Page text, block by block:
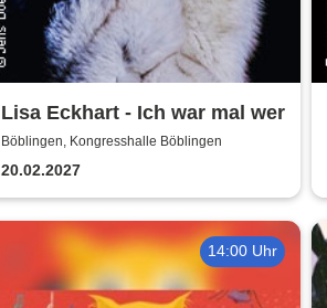
Lisa Eckhart - Ich war mal wer
Böblingen, Kongresshalle Böblingen
20.02.2027
14:00 Uhr